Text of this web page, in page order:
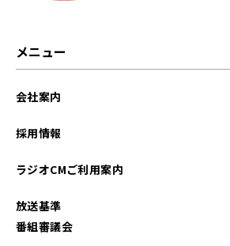
メニュー
会社案内
採用情報
ラジオCMご利用案内
放送基準
番組審議会